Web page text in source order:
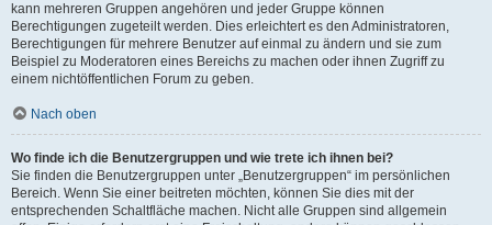
kann mehreren Gruppen angehören und jeder Gruppe können
Berechtigungen zugeteilt werden. Dies erleichtert es den Administratoren,
Berechtigungen für mehrere Benutzer auf einmal zu ändern und sie zum
Beispiel zu Moderatoren eines Bereichs zu machen oder ihnen Zugriff zu
einem nichtöffentlichen Forum zu geben.
Nach oben
Wo finde ich die Benutzergruppen und wie trete ich ihnen bei?
Sie finden die Benutzergruppen unter „Benutzergruppen“ im persönlichen
Bereich. Wenn Sie einer beitreten möchten, können Sie dies mit der
entsprechenden Schaltfläche machen. Nicht alle Gruppen sind allgemein